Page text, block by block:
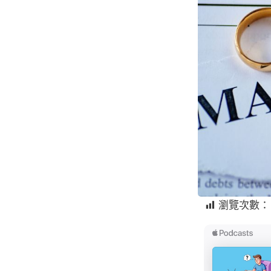
瀏覽次數：